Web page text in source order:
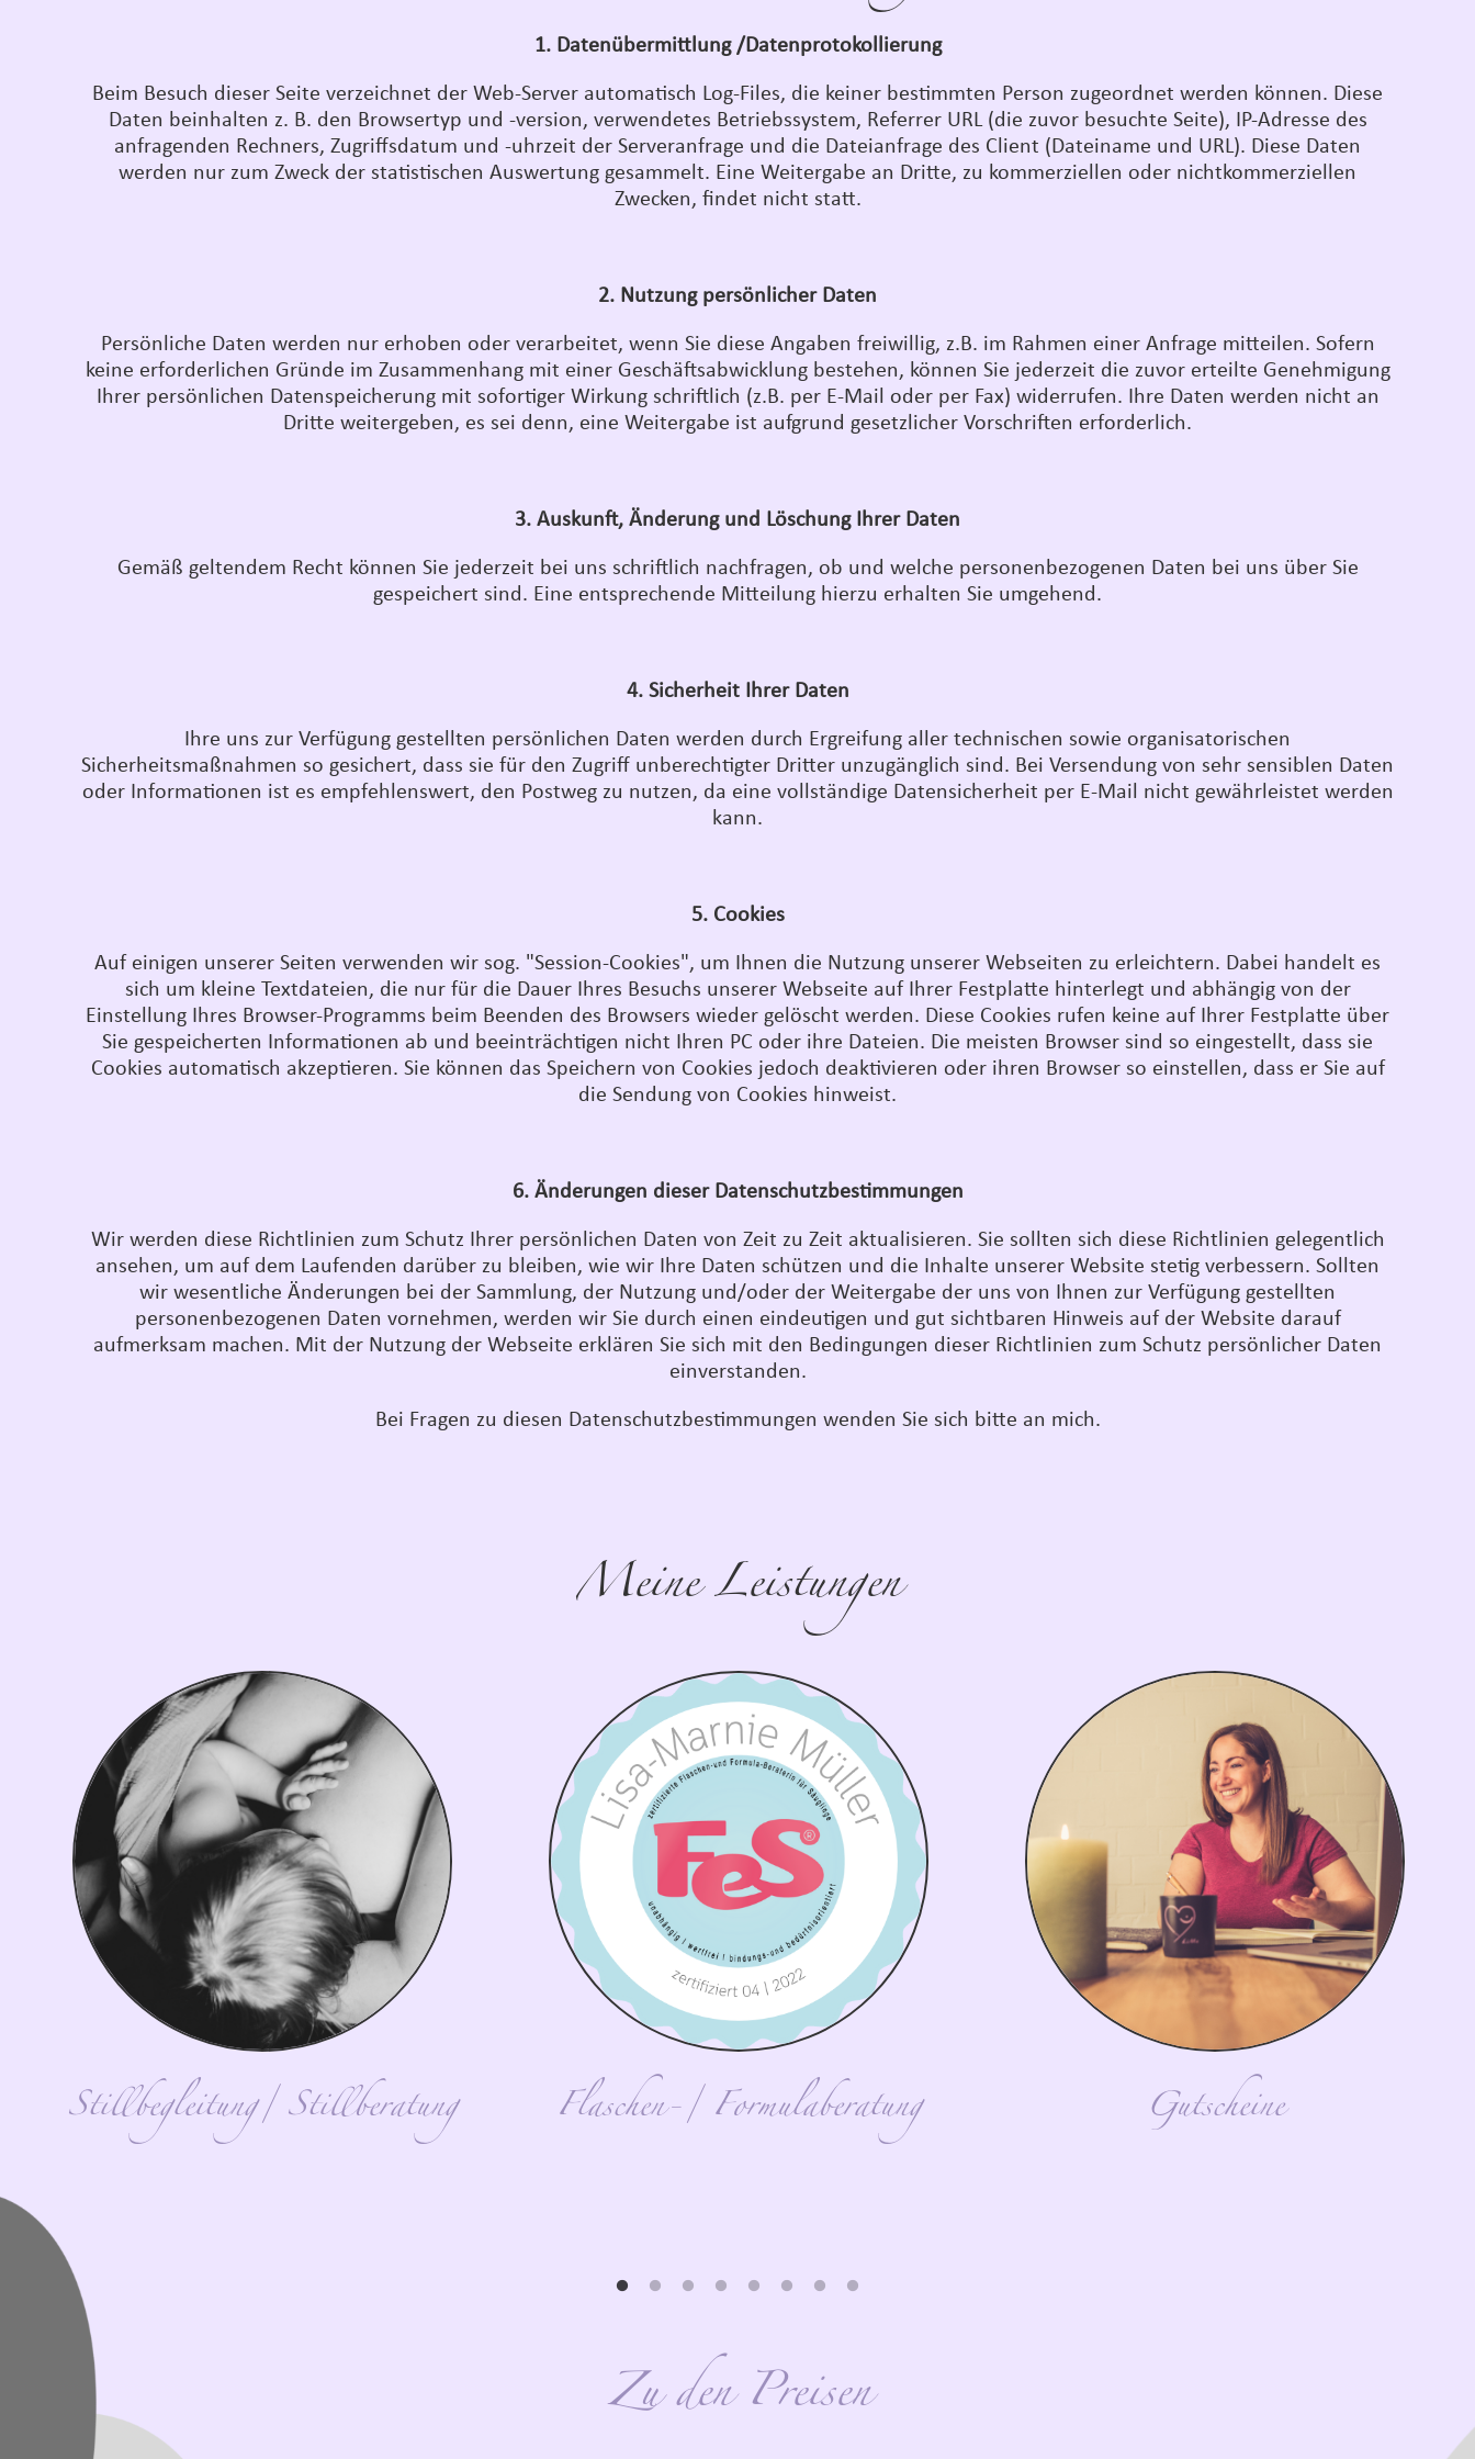
1. Datenübermittlung /Datenprotokollierung
Beim Besuch dieser Seite verzeichnet der Web-Server automatisch Log-Files, die keiner bestimmten Person zugeordnet werden können. Diese
Daten beinhalten z. B. den Browsertyp und -version, verwendetes Betriebssystem, Referrer URL (die zuvor besuchte Seite), IP-Adresse des
anfragenden Rechners, Zugriffsdatum und -uhrzeit der Serveranfrage und die Dateianfrage des Client (Dateiname und URL). Diese Daten
werden nur zum Zweck der statistischen Auswertung gesammelt. Eine Weitergabe an Dritte, zu kommerziellen oder nichtkommerziellen
Zwecken, findet nicht statt.
2. Nutzung persönlicher Daten
Persönliche Daten werden nur erhoben oder verarbeitet, wenn Sie diese Angaben freiwillig, z.B. im Rahmen einer Anfrage mitteilen. Sofern
keine erforderlichen Gründe im Zusammenhang mit einer Geschäftsabwicklung bestehen, können Sie jederzeit die zuvor erteilte Genehmigung
Ihrer persönlichen Datenspeicherung mit sofortiger Wirkung schriftlich (z.B. per E-Mail oder per Fax) widerrufen. Ihre Daten werden nicht an
Dritte weitergeben, es sei denn, eine Weitergabe ist aufgrund gesetzlicher Vorschriften erforderlich.
3. Auskunft, Änderung und Löschung Ihrer Daten
Gemäß geltendem Recht können Sie jederzeit bei uns schriftlich nachfragen, ob und welche personenbezogenen Daten bei uns über Sie
gespeichert sind. Eine entsprechende Mitteilung hierzu erhalten Sie umgehend.
4. Sicherheit Ihrer Daten
Ihre uns zur Verfügung gestellten persönlichen Daten werden durch Ergreifung aller technischen sowie organisatorischen
Sicherheitsmaßnahmen so gesichert, dass sie für den Zugriff unberechtigter Dritter unzugänglich sind. Bei Versendung von sehr sensiblen Daten
oder Informationen ist es empfehlenswert, den Postweg zu nutzen, da eine vollständige Datensicherheit per E-Mail nicht gewährleistet werden
kann.
5. Cookies
Auf einigen unserer Seiten verwenden wir sog. "Session-Cookies", um Ihnen die Nutzung unserer Webseiten zu erleichtern. Dabei handelt es
sich um kleine Textdateien, die nur für die Dauer Ihres Besuchs unserer Webseite auf Ihrer Festplatte hinterlegt und abhängig von der
Einstellung Ihres Browser-Programms beim Beenden des Browsers wieder gelöscht werden. Diese Cookies rufen keine auf Ihrer Festplatte über
Sie gespeicherten Informationen ab und beeinträchtigen nicht Ihren PC oder ihre Dateien. Die meisten Browser sind so eingestellt, dass sie
Cookies automatisch akzeptieren. Sie können das Speichern von Cookies jedoch deaktivieren oder ihren Browser so einstellen, dass er Sie auf
die Sendung von Cookies hinweist.
6. Änderungen dieser Datenschutzbestimmungen
Wir werden diese Richtlinien zum Schutz Ihrer persönlichen Daten von Zeit zu Zeit aktualisieren. Sie sollten sich diese Richtlinien gelegentlich
ansehen, um auf dem Laufenden darüber zu bleiben, wie wir Ihre Daten schützen und die Inhalte unserer Website stetig verbessern. Sollten
wir wesentliche Änderungen bei der Sammlung, der Nutzung und/oder der Weitergabe der uns von Ihnen zur Verfügung gestellten
personenbezogenen Daten vornehmen, werden wir Sie durch einen eindeutigen und gut sichtbaren Hinweis auf der Website darauf
aufmerksam machen. Mit der Nutzung der Webseite erklären Sie sich mit den Bedingungen dieser Richtlinien zum Schutz persönlicher Daten
einverstanden.
Bei Fragen zu diesen Datenschutzbestimmungen wenden Sie sich bitte an mich.
Meine Leistungen
Stillbegleitung/ Stillberatung Flaschen-/ Formulaberatung Gutscheine
Zu den Preisen